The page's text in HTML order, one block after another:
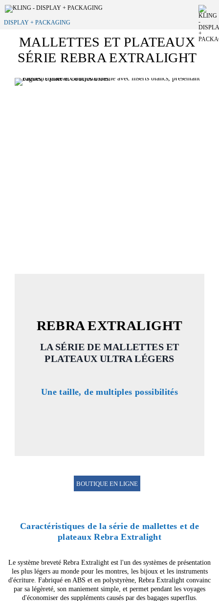
DISPLAY + PACKAGING
MALLETTES ET PLATEAUX
SÉRIE REBRA EXTRALIGHT
REBRA EXTRALIGHT
LA SÉRIE DE MALLETTES ET
PLATEAUX ULTRA LÉGERS
Une taille, de multiples possibilités
BOUTIQUE EN LIGNE
Caractéristiques de la série de mallettes et de
plateaux Rebra Extralight
Le système breveté Rebra Extralight est l'un des systèmes de présentation
les plus légers au monde pour les montres, les bijoux et les instruments
d'écriture. Fabriqué en ABS et en polystyrène, Rebra Extralight convainc
par sa légèreté, son maniement simple, et permet pendant les voyages
d'économiser des suppléments causés par des bagages superflus.